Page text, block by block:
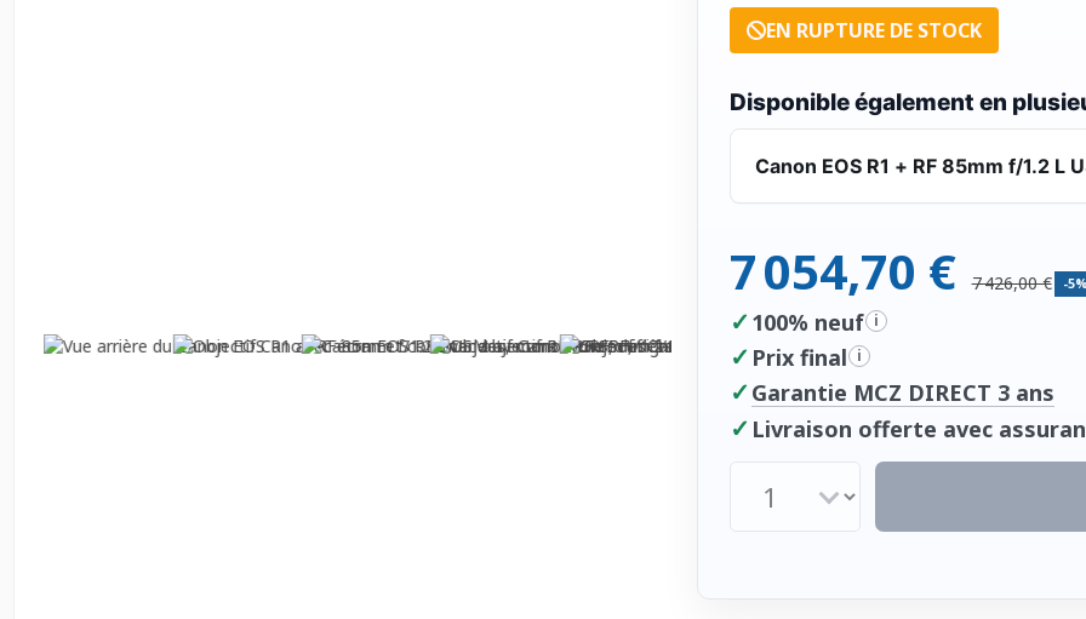
EN RUPTURE DE STOCK
Disponible également en
Canon EOS R1 + RF 85mm f/1.2 L
7 054,70 € 7 426,00 € -
✓ 100% neuf i
✓ Prix final i
✓ Garantie MCZ DIRECT 3 ans
✓ Livraison offerte avec